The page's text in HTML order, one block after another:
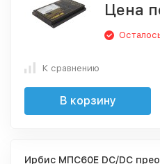
Цена
К сравнению
В корзину
Ирбис МПС60Е DC/DC